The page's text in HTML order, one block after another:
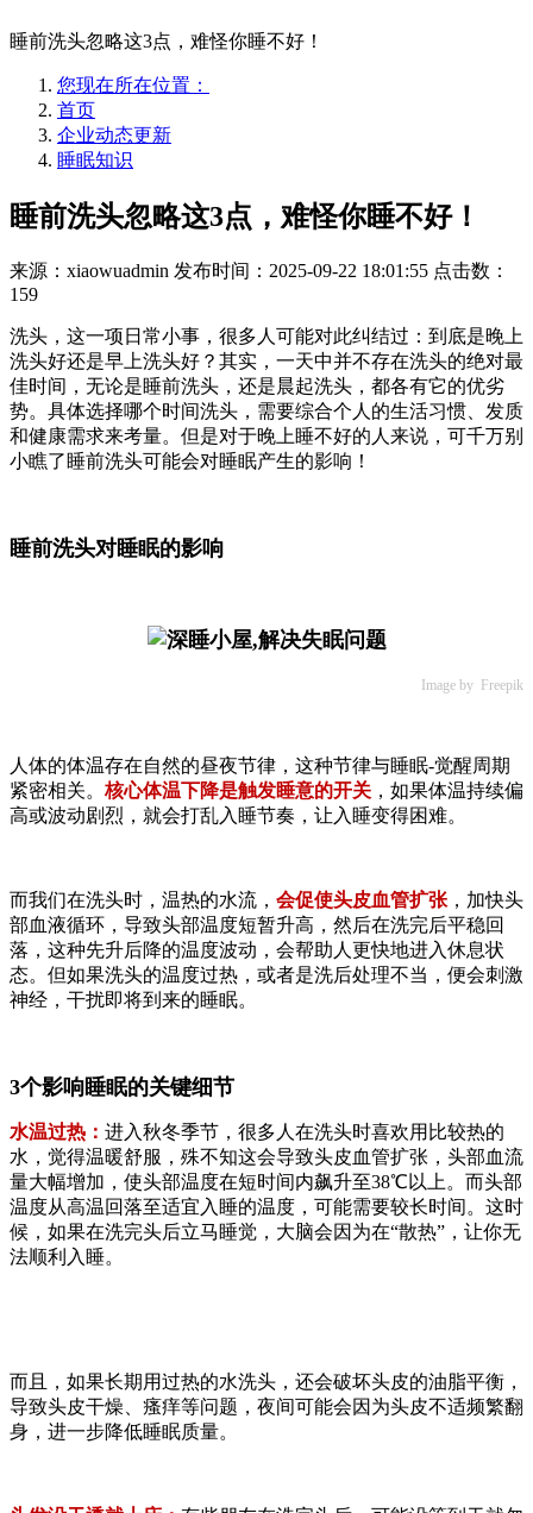
睡前洗头忽略这3点，难怪你睡不好！
您现在所在位置：
首页
企业动态更新
睡眠知识
睡前洗头忽略这3点，难怪你睡不好！
来源：xiaowuadmin 发布时间：2025-09-22 18:01:55 点击数：
159
洗头，这一项日常小事，很多人可能对此纠结过：到底是晚上
洗头好还是早上洗头好？其实，一天中并不存在洗头的绝对最
佳时间，无论是睡前洗头，还是晨起洗头，都各有它的优劣
势。具体选择哪个时间洗头，需要综合个人的生活习惯、发质
和健康需求来考量。但是对于晚上睡不好的人来说，可千万别
小瞧了睡前洗头可能会对睡眠产生的影响！
睡前洗头对睡眠的影响
Image by Freepik
人体的体温存在自然的昼夜节律，这种节律与睡眠-觉醒周期
紧密相关。 核心体温下降是触发睡意的开关 ，如果体温持续偏
高或波动剧烈，就会打乱入睡节奏，让入睡变得困难。
而我们在洗头时，温热的水流， 会促使头皮血管扩张 ，加快头
部血液循环，导致头部温度短暂升高，然后在洗完后平稳回
落，这种先升后降的温度波动，会帮助人更快地进入休息状
态。但如果洗头的温度过热，或者是洗后处理不当，便会刺激
神经，干扰即将到来的睡眠。
3个影响睡眠的关键细节
水温过热： 进入秋冬季节，很多人在洗头时喜欢用比较热的
水，觉得温暖舒服，殊不知这会导致头皮血管扩张，头部血流
量大幅增加，使头部温度在短时间内飙升至38℃以上。而头部
温度从高温回落至适宜入睡的温度，可能需要较长时间。这时
候，如果在洗完头后立马睡觉，大脑会因为在“散热”，让你无
法顺利入睡。
而且，如果长期用过热的水洗头，还会破坏头皮的油脂平衡，
导致头皮干燥、瘙痒等问题，夜间可能会因为头皮不适频繁翻
身，进一步降低睡眠质量。